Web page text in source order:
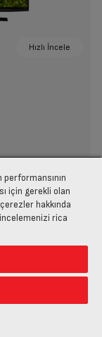
Hızlı İncele
için gerekli olan
hakkında
incelemenizi rica